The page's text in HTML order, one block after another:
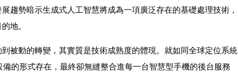
趨勢暗示生成式人工智慧將成為一項廣泛存在的基礎處理技術，
地。
到被動的轉變，其實質是技術成熟度的體現。就如同全球定位系統
備的形式存在，最終卻無縫整合進每一台智慧型手機的後台服務